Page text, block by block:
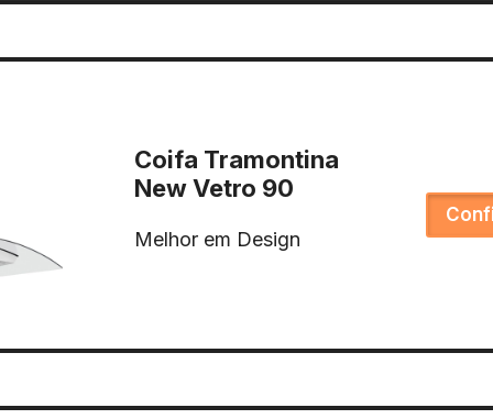
Coifa Tramontina
New Vetro 90
Melhor em Design